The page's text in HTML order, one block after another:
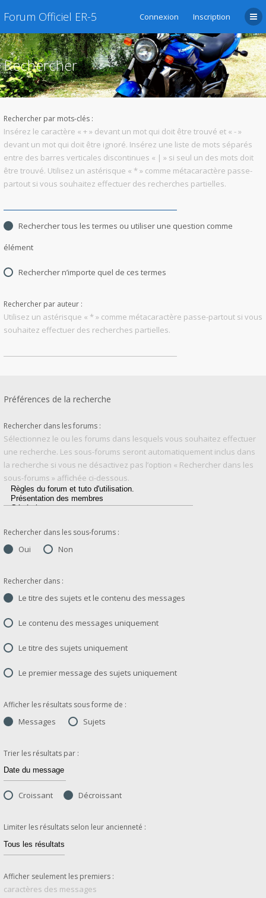
Forum Officiel ER-5 Connexion Inscription
Rechercher
Rechercher par mots-clés :
Insérez le caractère « + » devant un mot qui doit être trouvé et « - »
devant un mot qui doit être ignoré. Insérez une liste de mots séparés
entre des barres verticales discontinues « | » si seul un des mots doit
être trouvé. Utilisez un astérisque « * » comme métacaractère passe-
partout si vous souhaitez effectuer des recherches partielles.
Rechercher tous les termes ou utiliser une question comme
élément
Rechercher n’importe quel de ces termes
Rechercher par auteur :
Utilisez un astérisque « * » comme métacaractère passe-partout si vous
souhaitez effectuer des recherches partielles.
Préférences de la recherche
Rechercher dans les forums :
Sélectionnez le ou les forums dans lesquels vous souhaitez effectuer
une recherche. Les sous-forums seront automatiquement inclus dans
la recherche si vous ne désactivez pas l’option « Rechercher dans les
sous-forums » affichée ci-dessous.
Rechercher dans les sous-forums :
Oui Non
Rechercher dans :
Le titre des sujets et le contenu des messages
Le contenu des messages uniquement
Le titre des sujets uniquement
Le premier message des sujets uniquement
Afficher les résultats sous forme de :
Messages Sujets
Trier les résultats par :
Croissant Décroissant
Limiter les résultats selon leur ancienneté :
Afficher seulement les premiers :
caractères des messages